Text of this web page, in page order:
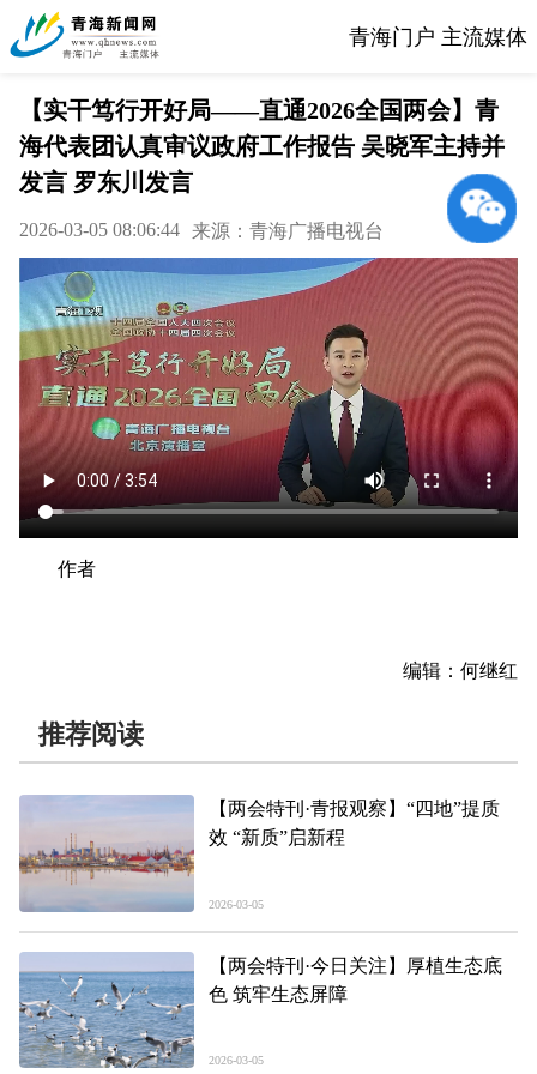
青海门户 主流媒体
【实干笃行开好局——直通2026全国两会】青
海代表团认真审议政府工作报告 吴晓军主持并
发言 罗东川发言
2026-03-05 08:06:44 来源：青海广播电视台
作者
编辑：何继红
推荐阅读
【两会特刊·青报观察】“四地”提质
效 “新质”启新程
2026-03-05
【两会特刊·今日关注】厚植生态底
色 筑牢生态屏障
2026-03-05